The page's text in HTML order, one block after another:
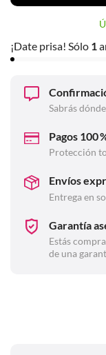
¡Date prisa! Sólo 1
Sabrás
Pagos 100
Protección
Envíos
Entrega en
Garantía
Estás
de una